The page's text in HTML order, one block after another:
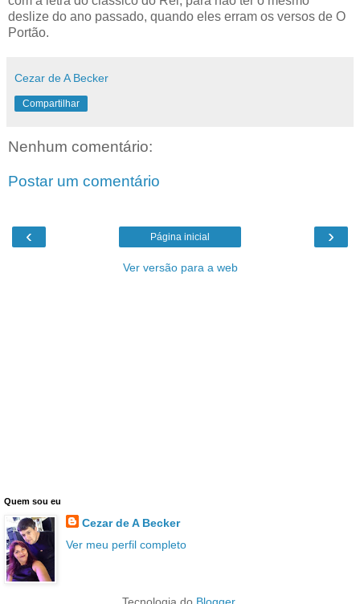
deslize do ano passado, quando eles erram os versos de O
Portão.
Cezar de A Becker
Compartilhar
Nenhum comentário:
Postar um comentário
‹ ›
Página inicial
Ver versão para a web
Quem sou eu
Cezar de A Becker
Ver meu perfil completo